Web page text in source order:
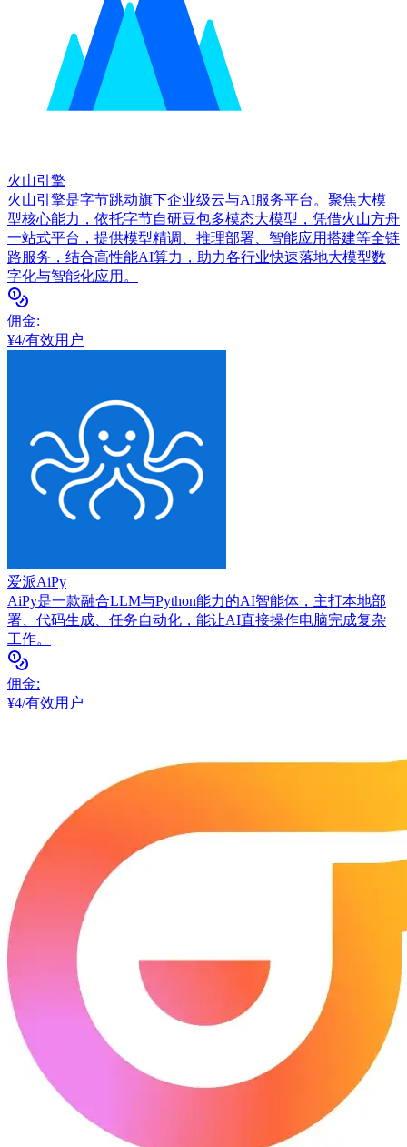
火山引擎
火山引擎是字节跳动旗下企业级云与AI服务平台。聚焦大模
型核心能力，依托字节自研豆包多模态大模型，凭借火山方舟
一站式平台，提供模型精调、推理部署、智能应用搭建等全链
路服务，结合高性能AI算力，助力各行业快速落地大模型数
字化与智能化应用。
佣金:
¥4/有效用户
爱派AiPy
AiPy是一款融合LLM与Python能力的AI智能体，主打本地部
署、代码生成、任务自动化，能让AI直接操作电脑完成复杂
工作。
佣金:
¥4/有效用户